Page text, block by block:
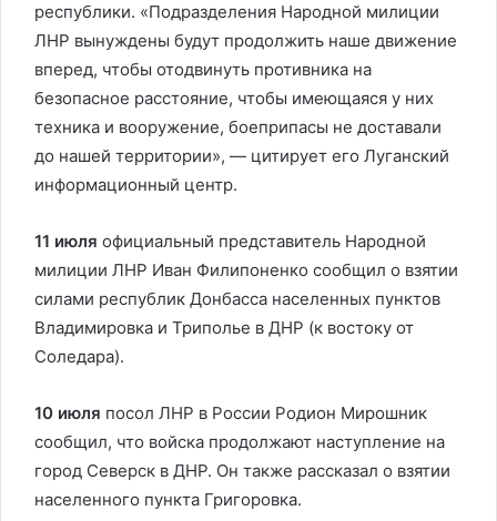
республики. «Подразделения Народной милиции
ЛНР вынуждены будут продолжить наше движение
вперед, чтобы отодвинуть противника на
безопасное расстояние, чтобы имеющаяся у них
техника и вооружение, боеприпасы не доставали
до нашей территории», — цитирует его Луганский
информационный центр.
11 июля официальный представитель Народной
милиции ЛНР Иван Филипоненко сообщил о взятии
силами республик Донбасса населенных пунктов
Владимировка и Триполье в ДНР (к востоку от
Соледара).
10 июля посол ЛНР в России Родион Мирошник
сообщил, что войска продолжают наступление на
город Северск в ДНР. Он также рассказал о взятии
населенного пункта Григоровка.